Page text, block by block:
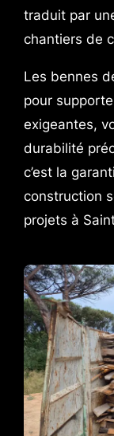
traduit par
chantiers de
Les bennes
pour
exigeantes,
durabilité
c’est la
construction
projets à